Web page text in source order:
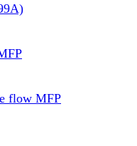
flow MFP